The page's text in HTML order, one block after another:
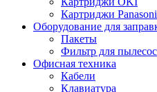
Картриджи
Оборудование для
Пакеты
Фильтр для
Офисная техника
Кабели
Клавиатура